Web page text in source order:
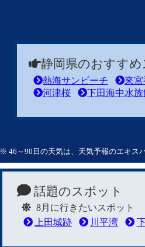
静岡県のおすすめ
熱海サンビーチ 來
河津桜
下田海中水族
※ 46～90日の天気は、天気予報のエキス
話題のスポット
8月に行きたいスポット
上田城跡
川平湾